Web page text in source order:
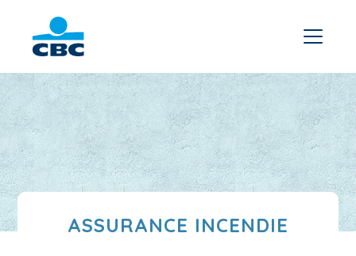
ASSURANCE INCENDIE